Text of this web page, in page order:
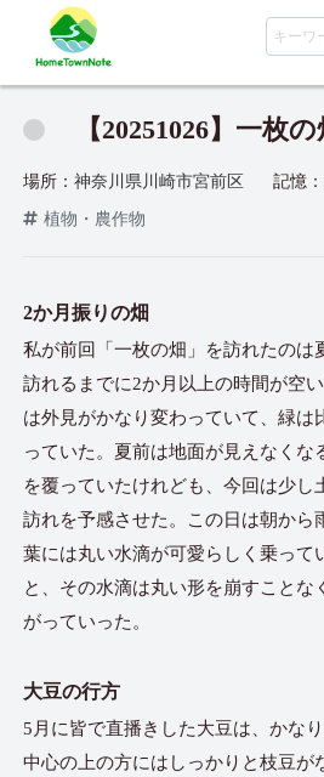
【20251026】一枚
場所：神奈川県川崎市宮前区 記憶：
植物・農作物
2か月振りの畑
私が前回「一枚の畑」を訪れたのは
訪れるまでに2か月以上の時間が空
は外見がかなり変わっていて、緑は
っていた。夏前は地面が見えなくな
を覆っていたけれども、今回は少し
訪れを予感させた。この日は朝から
葉には丸い水滴が可愛らしく乗って
と、その水滴は丸い形を崩すことな
がっていった。
大豆の行方
5月に皆で直播きした大豆は、かな
中心の上の方にはしっかりと枝豆が